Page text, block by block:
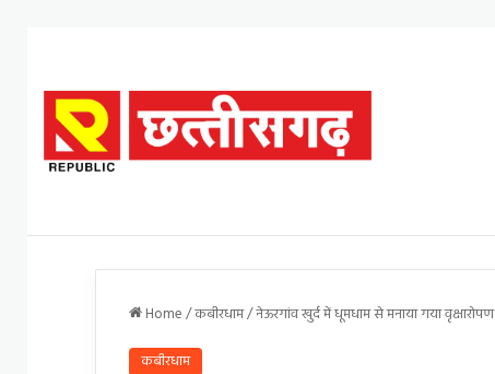
Home/कबीरधाम/नेऊरगांव खुर्द में धूमधाम से मनाया गया
कबीरधाम